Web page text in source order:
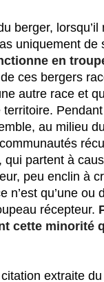
berger,
uniquement de
en
de ces bergers
autre race et
au milieu
qui partent à
peu enclin à
n’est qu’une ou
récepteur.
cette minorité
extraite